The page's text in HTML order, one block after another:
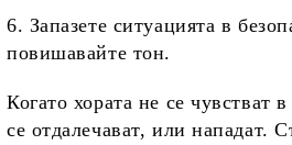
6. Запазете ситуацията в
повишавайте тон.
Когато хората не се чувстват
се отдалечават, или нападат.